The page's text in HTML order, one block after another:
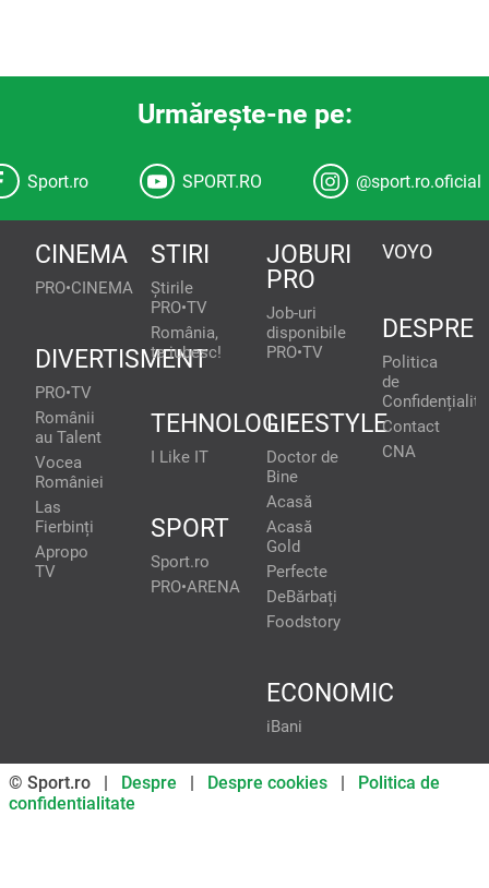
Urmăreşte-ne pe:
Sport.ro SPORT.RO @sport.ro.oficial
CINEMA
PRO•CINEMA
DIVERTISMENT
PRO•TV
Românii
au Talent
Vocea
României
Las
Fierbinți
Apropo
TV
STIRI
Știrile
PRO•TV
România,
te iubesc!
TEHNOLOGIE
I Like IT
SPORT
Sport.ro
PRO•ARENA
JOBURI
PRO
Job-uri
disponibile
PRO•TV
LIFESTYLE
Doctor de
Bine
Acasă
Acasă
Gold
Perfecte
DeBărbați
Foodstory
ECONOMIC
iBani
VOYO
DESPRE
Politica
de
Contact
CNA
© Sport.ro | Despre Despre cookies
Politica de
confidentialitate